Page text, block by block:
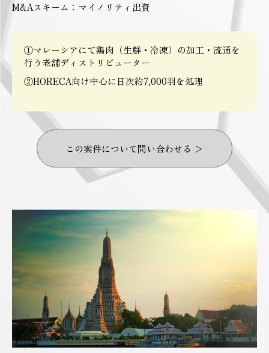
M&Aスキーム：マイノリティ出資
①マレーシアにて鶏肉（生鮮・冷凍）の加工・流通を
行う老舗ディストリビューター
②HORECA向け中心に日次約7,000羽を処理
この案件について問い合わせる ＞